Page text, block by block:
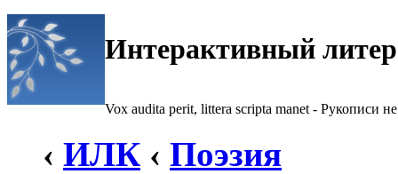
Интерактивный
Vox audita perit, littera scripta manet - Рукописи не
‹ ИЛК ‹ Поэзия